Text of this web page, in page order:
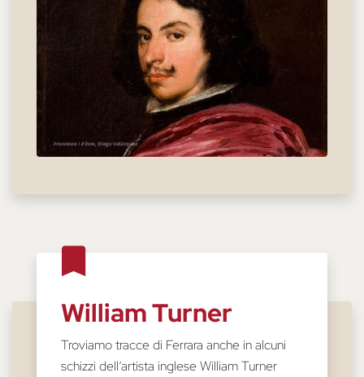
William Turner
Troviamo tracce di Ferrara anche in alcuni
schizzi dell’artista inglese William Turner